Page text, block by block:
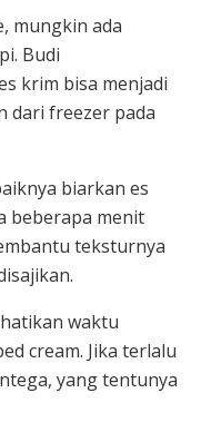
mungkin ada
Budi
krim bisa menjadi
dari freezer pada
biarkan es
beberapa menit
teksturnya
waktu
cream. Jika terlalu
yang tentunya